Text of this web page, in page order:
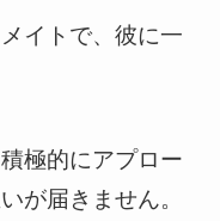
イトで、彼に一
極的にアプロー
が届きません。